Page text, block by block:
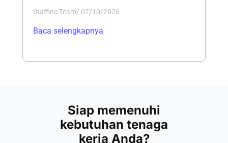
Staffinc Team/ 07/10/2026
Baca selengkapnya
Siap memenuhi
kebutuhan tenaga
kerja Anda?